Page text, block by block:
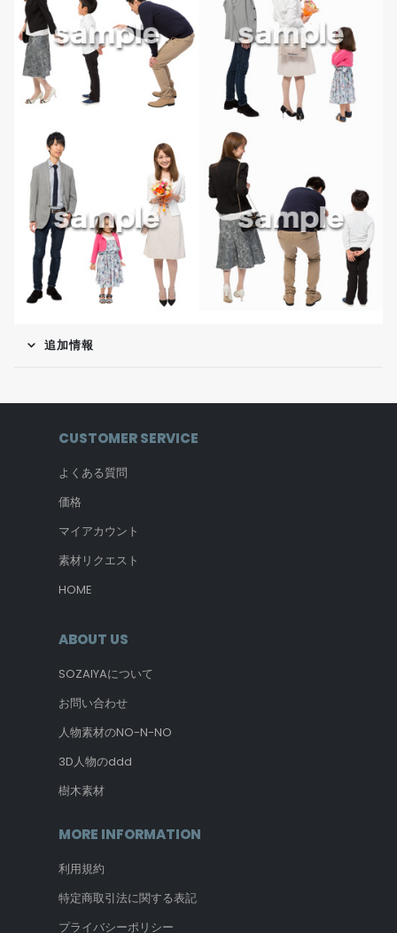
追加情報
CUSTOMER SERVICE
よくある質問
価格
マイアカウント
素材リクエスト
HOME
ABOUT US
SOZAIYAについて
お問い合わせ
人物素材のNO-N-NO
3D人物のddd
樹木素材
MORE INFORMATION
利用規約
特定商取引法に関する表記
プライバシーポリシー